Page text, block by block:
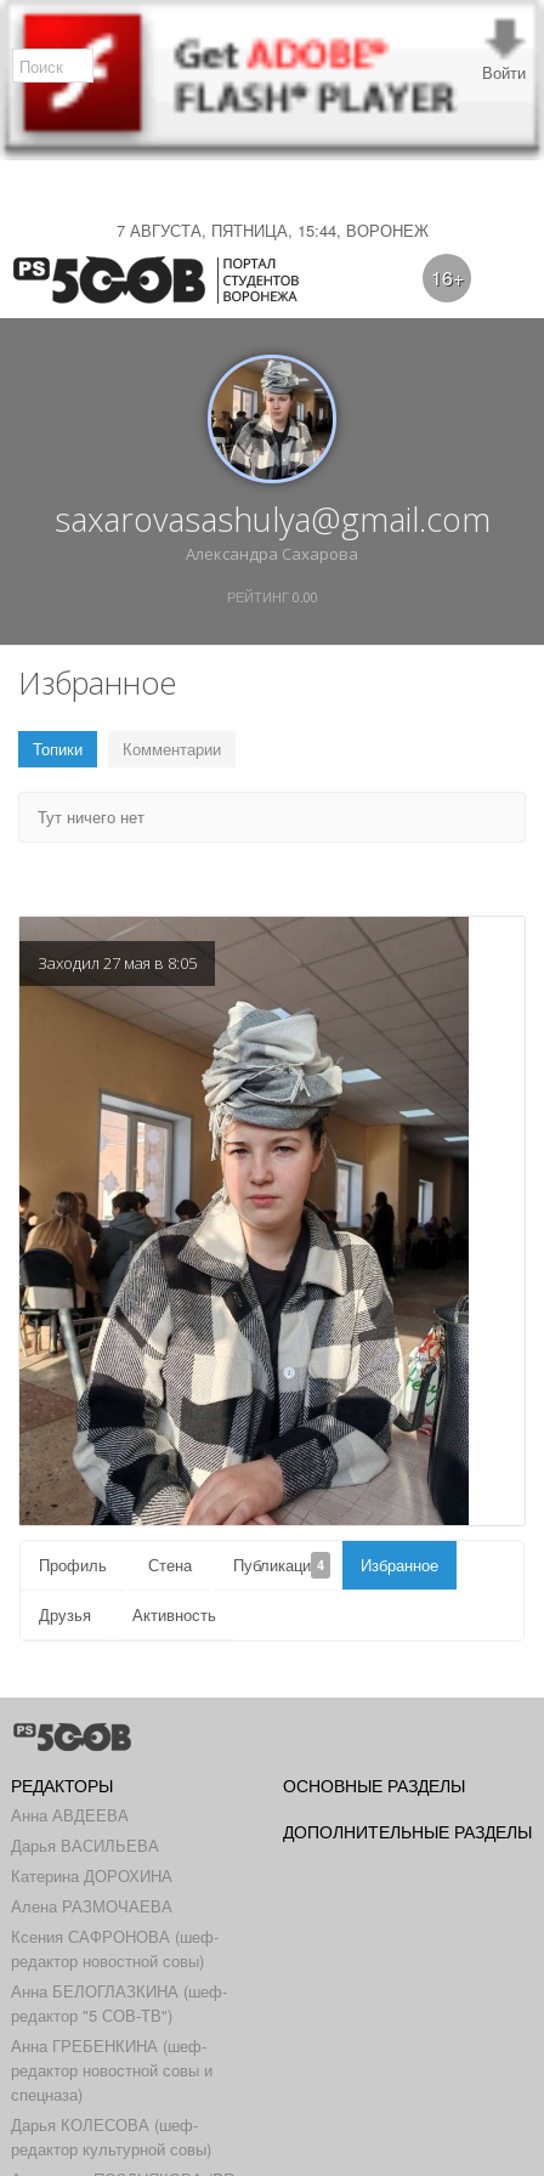
7 АВГУСТА, ПЯТНИЦА, 15:44, ВОРОНЕЖ
Войти
16+
saxarovasashulya@gmail.com
Александра Сахарова
РЕЙТИНГ 0.00
Избранное
Топики Комментарии
Тут ничего нет
Заходил 27 мая в 8:05
Профиль Стена Публикации4 Избранное
Друзья Активность
РЕДАКТОРЫ
Анна АВДЕЕВА
Дарья ВАСИЛЬЕВА
Катерина ДОРОХИНА
Алена РАЗМОЧАЕВА
Ксения САФРОНОВА (шеф-
редактор новостной совы)
Анна БЕЛОГЛАЗКИНА (шеф-
редактор "5 СОВ-ТВ")
Анна ГРЕБЕНКИНА (шеф-
редактор новостной совы и
спецназа)
Дарья КОЛЕСОВА (шеф-
редактор культурной совы)
ОСНОВНЫЕ РАЗДЕЛЫ
ДОПОЛНИТЕЛЬНЫЕ РАЗДЕЛЫ